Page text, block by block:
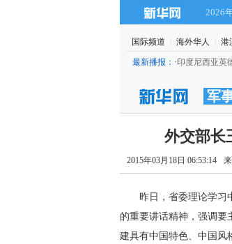
2026
国际频道 海外华人 港
最新播报：
· 印度尼西亚英德
军
外交部长
2015年03月18日 06:53:14
昨日，省委理论学习中
的重要讲话精神，强调要
建具有中国特色、中国风